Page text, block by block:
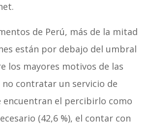
de Perú, más de la mitad
están por debajo del umbral
los mayores motivos de las
no contratar un servicio de
encuentran el percibirlo como
(42,6 %), el contar con